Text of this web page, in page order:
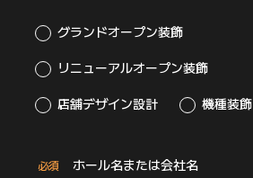
グランドオープン装飾
リニューアルオープン装飾
店舗デザイン設計 機種装飾
必須 ホール名または会社名